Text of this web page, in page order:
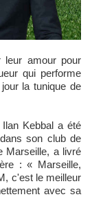
qui performe
la tunique de
Kebbal a été
son club de
Marseille, a livré
: « Marseille,
c'est le meilleur
avec sa